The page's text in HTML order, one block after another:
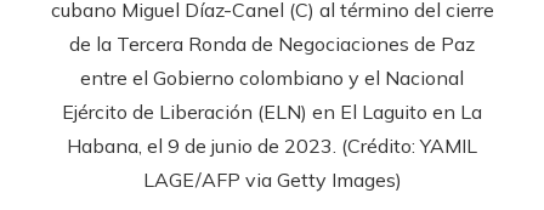
cubano Miguel Díaz-Canel (C) al término del cierre
de la Tercera Ronda de Negociaciones de Paz
entre el Gobierno colombiano y el Nacional
Ejército de Liberación (ELN) en El Laguito en La
Habana, el 9 de junio de 2023. (Crédito: YAMIL
LAGE/AFP via Getty Images)